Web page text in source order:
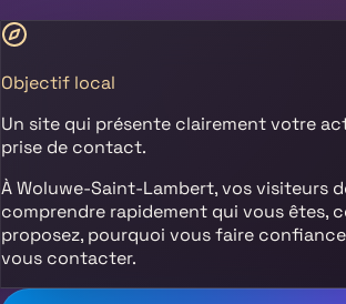
Objectif local
Un site qui présente clairement votre
prise de contact.
ÀWoluwe-Saint-Lambert, vos visiteurs
comprendre rapidement qui vous êtes,
proposez, pourquoi vous faire
vous contacter.